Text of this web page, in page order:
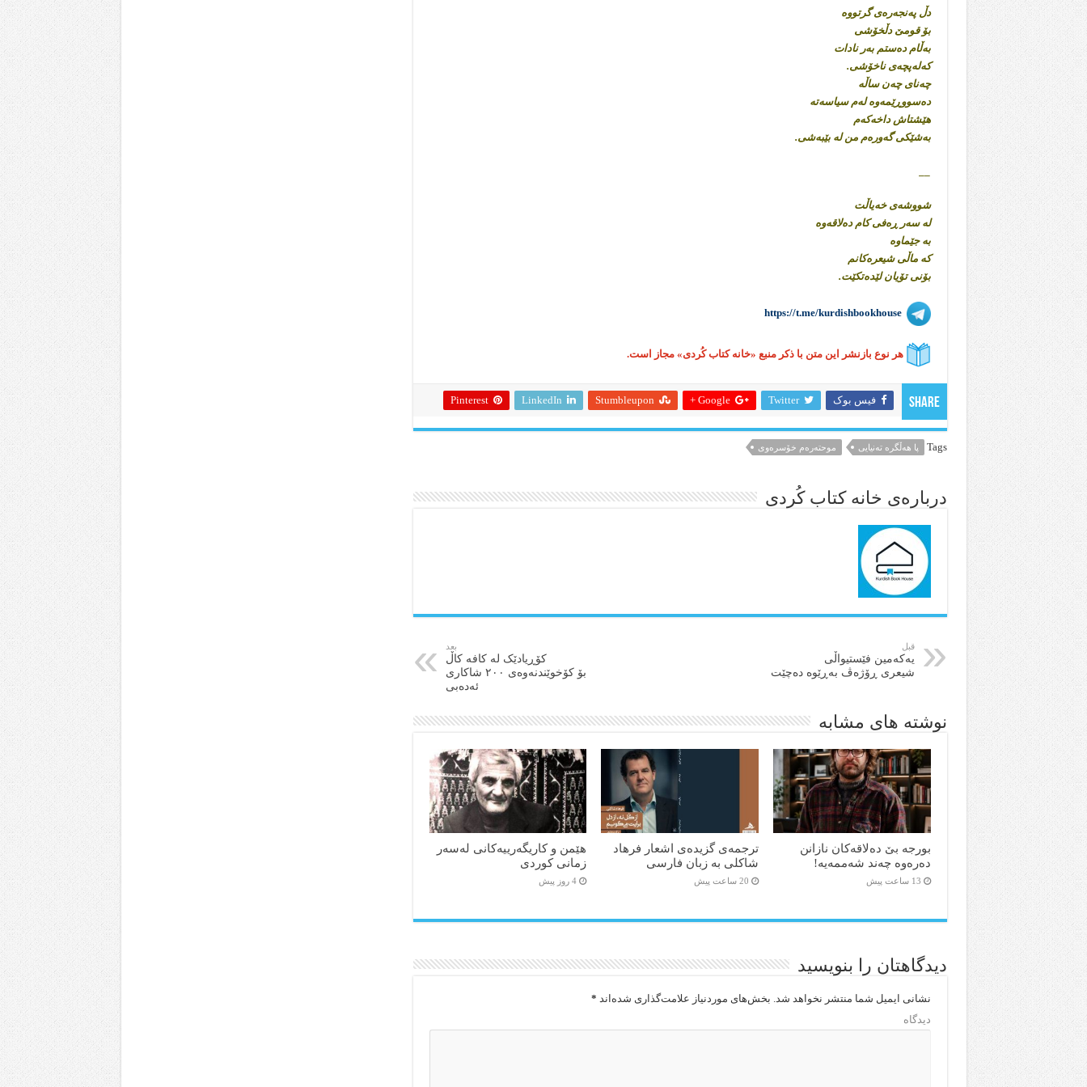
دڵ پەنجەرەی گرتووە
بۆ قومێ دڵخۆشی
بەڵام دەستم بەر نادات
کەلەپچەی ناخۆشی.
چەنای چەن ساڵە
دەسووڕێمەوە لەم سیاسەتە
هێشتاش داخەکەم
بەشێکی گەورەم من لە بێبەشی.
شووشەی خەیاڵت
لە سەر ڕەفی کام دەلاقەوە
بە جێماوە
کە ماڵی شیعرەکانم
بۆنی تۆیان لێدەتکێت.
https://t.me/kurdishbookhouse
هر نوع بازنشر این متن با ذکر منبع «خانه کتاب کُردی» مجاز است.
Share فیس بوک Twitter
Google +
Stumbleupon
LinkedIn
Pinterest
Tags پا هەڵگرە تەنیایی موحتەرەم خۆسرەوی
درباره‌ی خانه کتاب کُردی
قبل
یەکەمین فێستیواڵی
شیعری ڕۆژەڤ بەڕێوە دەچێت
بعد
کۆڕیادێک لە کافە کاڵ
بۆ کۆخوێندنه‌وه‌ی ٢٠٠ شاکاری
ئەده‌بی
نوشته های مشابه
بورجە بێ دەلاقەکان نازانن
دەرەوە چەند شەممەیە!
13 ساعت پیش
ترجمه‌ی گزیده‌‌ی اشعار فرهاد
شاکلی به زبان فارسی
20 ساعت پیش
هێمن و كاریگەرییەكانی لەسەر
زمانی كوردی
4 روز پیش
دیدگاهتان را بنویسید
نشانی ایمیل شما منتشر نخواهد شد. بخش‌های موردنیاز علامت‌گذاری شده‌اند *
دیدگاه